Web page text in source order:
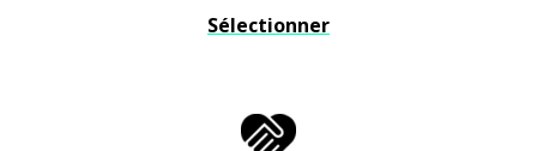
Sélectionner